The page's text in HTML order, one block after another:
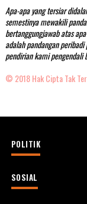
Apa-apa yang tersiar
semestinya mewakili
bertanggungjawab atas
adalah pandangan
pendirian kami pengendali
© 2018 Hak Cipta Tak
POLITIK
SOSIAL